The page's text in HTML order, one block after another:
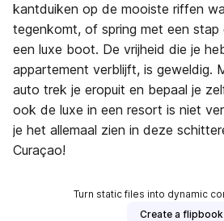
kantduiken op de mooiste riffen
tegenkomt, of spring met een
een luxe boot. De vrijheid die je
appartement verblijft, is geweldig.
auto trek je eropuit en bepaal je
ook de luxe in een resort is niet
je het allemaal zien in deze
Curaçao!
Turn static files into dynamic
Create a flipbook